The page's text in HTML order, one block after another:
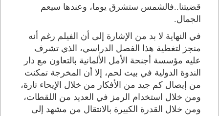
قضيتنا..فالشمس ستشرق يوما، وعندها سيعم
الجمال.
في النهاية لا بد من الإشارة إلى أن الفيلم رغم أنه
منجز لتغطية هذا الفصل الدراسي، الذي تشرف
عليه مؤسسة أجنحة الأمل الألمانية بالتعاون مع دار
الندوة الدولية في بيت لحم، إلا أن المخرجة تمكنت
من إيصال كم جيد من الأفكار من خلال الإيحاء تارة،
ومن خلال استخدام الرمز في العديد من اللقطات،
ومن خلال القدرة الكبيرة بالانتقال من مشهد إلى